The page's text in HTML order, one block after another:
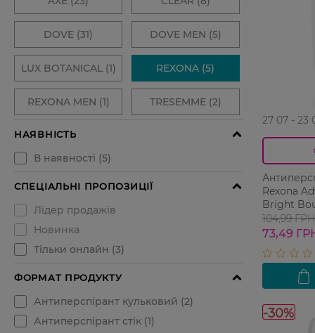
27 07 - 23
Rexona
Bright
104,99 ГРН
73,49
-30%